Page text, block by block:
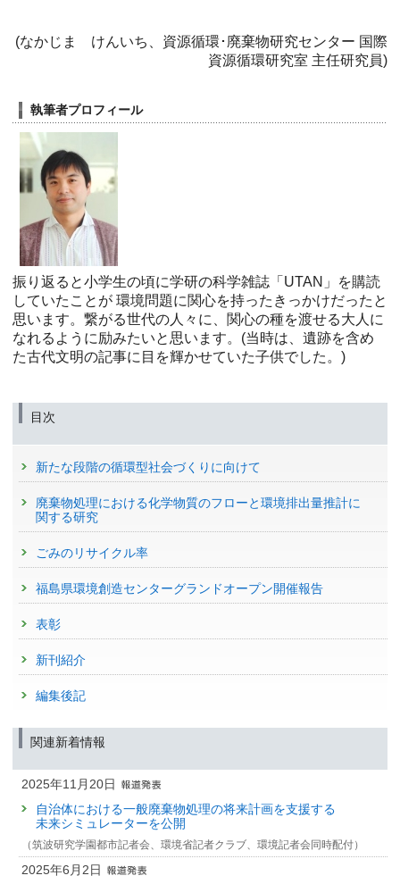
(なかじま けんいち、資源循環･廃棄物研究センター 国際
資源循環研究室 主任研究員)
執筆者プロフィール
振り返ると小学生の頃に学研の科学雑誌「UTAN」を購読
していたことが 環境問題に関心を持ったきっかけだったと
思います。繋がる世代の人々に、関心の種を渡せる大人に
なれるように励みたいと思います。(当時は、遺跡を含め
た古代文明の記事に目を輝かせていた子供でした。)
目次
新たな段階の循環型社会づくりに向けて
廃棄物処理における化学物質のフローと環境排出量推計に
関する研究
ごみのリサイクル率
福島県環境創造センターグランドオープン開催報告
表彰
新刊紹介
編集後記
関連新着情報
2025年11月20日
自治体における一般廃棄物処理の将来計画を支援する
未来シミュレーターを公開
（筑波研究学園都市記者会、環境省記者クラブ、環境記者会同時配付）
2025年6月2日